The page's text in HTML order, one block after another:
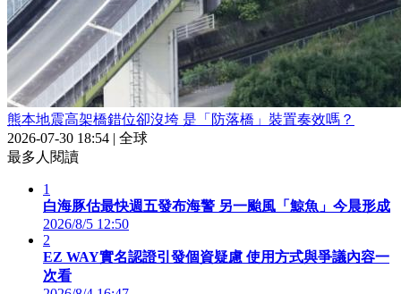
熊本地震高架橋錯位卻沒垮 是「防落橋」裝置奏效嗎？
2026-07-30 18:54 | 全球
最多人閱讀
1
白海豚估最快週五發布海警 另一颱風「鯨魚」今晨形成
2026/8/5 12:50
2
EZ WAY實名認證引發個資疑慮 使用方式與爭議內容一
次看